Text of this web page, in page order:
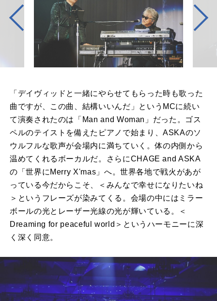
「デイヴィッドと⼀緒にやらせてもらった時も歌った
曲ですが、この曲、結構いいんだ」というMCに続い
て演奏されたのは「Man and Woman」だった。ゴス
ペルのテイストを備えたピアノで始まり、ASKAのソ
ウルフルな歌声が会場内に満ちていく。体の内側から
温めてくれるボーカルだ。さらにCHAGE and ASKA
の「世界にMerry X'mas」へ。世界各地で戦⽕があが
っている今だからこそ、＜みんなで幸せになりたいね
＞というフレーズが染みてくる。会場の中にはミラー
ボールの光とレーザー光線の光が輝いている。＜
Dreaming for peaceful world＞というハーモニーに深
く深く同意。